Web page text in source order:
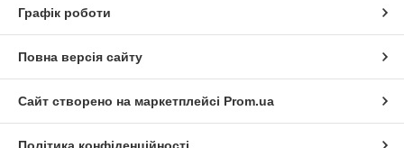
Графік роботи
Повна версія сайту
Сайт створено на маркетплейсі Prom.ua